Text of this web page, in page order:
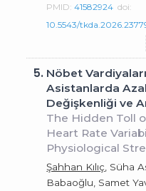
PMID:41582924 doi:
10.5543/
5. Nöbet
Asistanlarda
Değişkenliği ve
The Hidden Toll
Heart Rate
Physiological
Şahhan Kılıç , Süha
Babaoğlu, Samet